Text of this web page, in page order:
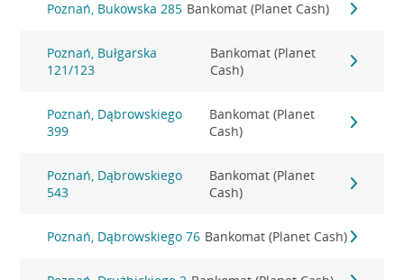
Poznań, Bukowska 285 Bankomat (Planet Cash)
Poznań, Bułgarska
121/123
Bankomat (Planet
Cash)
Poznań, Dąbrowskiego
399
Bankomat (Planet
Cash)
Poznań, Dąbrowskiego
543
Bankomat (Planet
Cash)
Poznań, Dąbrowskiego 76 Bankomat (Planet Cash)